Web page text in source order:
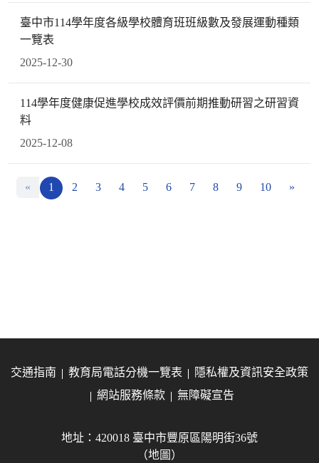
臺中市114學年度各級學校體育班班級數及發展運動種類
一覽表
2025-12-30
114學年度健康促進學校成效評價前期推動研習之研習資
料
2025-12-08
« 1 2 3 4 5 6 7 8 9 10 »
交通指南 教育局電話分機一覽表
隱私權及資訊安全政策
網站服務條款
無障礙宣告
地址：420018 臺中市豐原區陽明街36號
（地圖）